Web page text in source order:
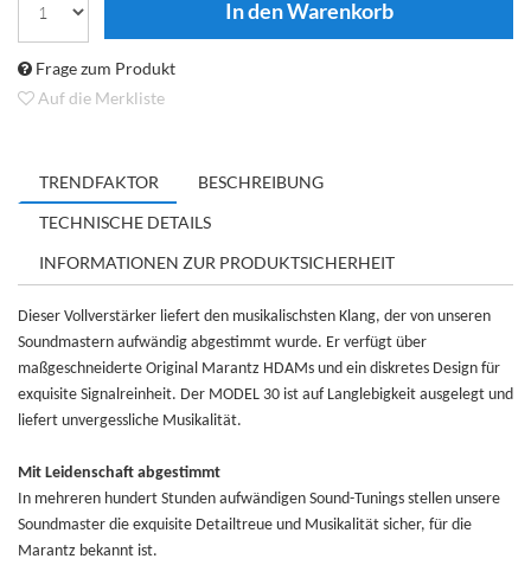
Frage zum Produkt
Auf die Merkliste
TRENDFAKTOR
BESCHREIBUNG
TECHNISCHE DETAILS
INFORMATIONEN ZUR PRODUKTSICHERHEIT
Dieser Vollverstärker liefert den musikalischsten Klang, der von unseren
Soundmastern aufwändig abgestimmt wurde. Er verfügt über
maßgeschneiderte Original Marantz HDAMs und ein diskretes Design für
exquisite Signalreinheit. Der MODEL 30 ist auf Langlebigkeit ausgelegt und
liefert unvergessliche Musikalität.
Mit Leidenschaft abgestimmt
In mehreren hundert Stunden aufwändigen Sound-Tunings stellen unsere
Soundmaster die exquisite Detailtreue und Musikalität sicher, für die
Marantz bekannt ist.